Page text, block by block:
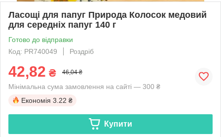
Ласощі для папуг Природа Колосок медовий
для середніх папуг 140 г
Готово до відправки
Код: PR740049
Роздріб
42,82 ₴ 46,04 ₴
Мінімальна сума замовлення на сайті — 300 ₴
Економія 3.22 ₴
Купити